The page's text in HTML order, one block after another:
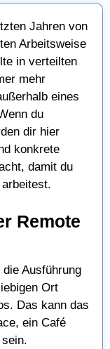
Jahren von
Arbeitsweise
in verteilten
mehr
eines
du
dir hier
konkrete
damit du
Remote
Ausführung
Ort
Das kann das
ein Café